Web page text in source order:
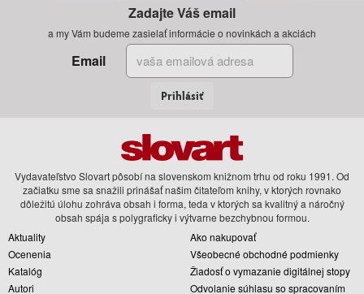
Zadajte Váš email
a my Vám budeme zasielať informácie o novinkách a akciách
Email
Prihlásiť
Vydavateľstvo Slovart pôsobí na slovenskom knižnom trhu od roku 1991. Od
začiatku sme sa snažili prinášať našim čitateľom knihy, v ktorých rovnako
dôležitú úlohu zohráva obsah i forma, teda v ktorých sa kvalitný a náročný
obsah spája s polygraficky i výtvarne bezchybnou formou.
Aktuality
Ocenenia
Katalóg
Autori
Ako nakupovať
Všeobecné obchodné podmienky
Žiadosť o vymazanie digitálnej stopy
Odvolanie súhlasu so spracovaním